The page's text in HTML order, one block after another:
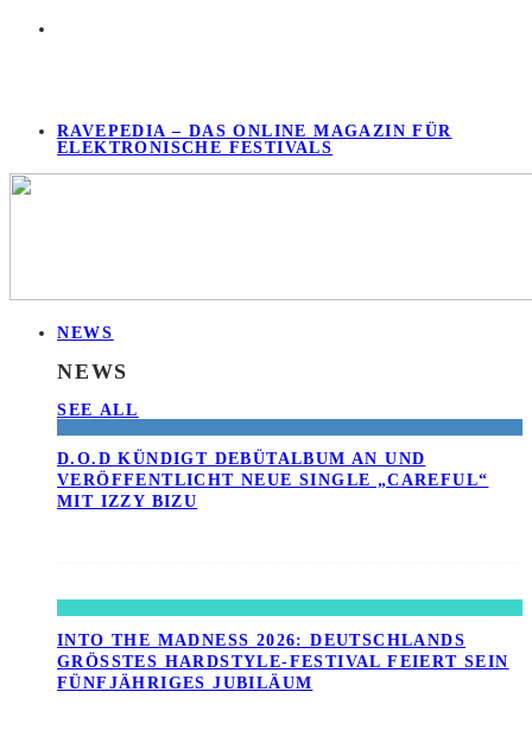
RAVEPEDIA – DAS ONLINE MAGAZIN FÜR
ELEKTRONISCHE FESTIVALS
NEWS
NEWS
SEE ALL
D.O.D KÜNDIGT DEBÜTALBUM AN UND
VERÖFFENTLICHT NEUE SINGLE „CAREFUL“
MIT IZZY BIZU
INTO THE MADNESS 2026: DEUTSCHLANDS
GRÖSSTES HARDSTYLE-FESTIVAL FEIERT SEIN F
ÜNFJÄHRIGES JUBILÄUM